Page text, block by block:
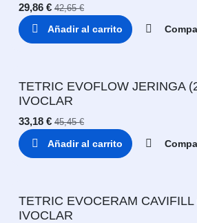
29,86 € 42,65€
Añadir al carrito
TETRIC EVOFLOW JERINGA
IVOCLAR
33,18 € 45,45€
Añadir al carrito
TETRIC EVOCERAM
IVOCLAR